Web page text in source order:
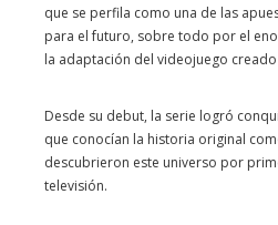
que se perfila como una de las
para el futuro, sobre todo por el
la adaptación del videojuego
Desde su debut, la serie logró
que conocían la historia original
descubrieron este universo por
televisión.